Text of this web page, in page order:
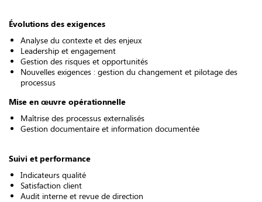
Évolutions des exigences
Analyse du contexte et des enjeux
Leadership et engagement
Gestion des risques et opportunités
Nouvelles exigences : gestion du changement et pilotage des
processus
Mise en œuvre opérationnelle
Maîtrise des processus externalisés
Gestion documentaire et information documentée
Suivi et performance
Indicateurs qualité
Satisfaction client
Audit interne et revue de direction